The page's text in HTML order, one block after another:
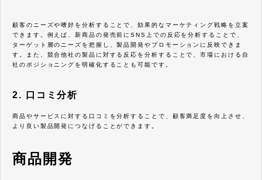
顧客のニーズや嗜好を分析することで、効果的なマーケティング戦略を立案
できます。例えば、新商品の発売前にSNS上での反応を分析することで、
ターゲット層のニーズを把握し、製品開発やプロモーションに反映できま
す。また、競合他社の製品に対する反応を分析することで、市場における自
社のポジショニングを明確化することも可能です。
2. 口コミ分析
商品やサービスに対する口コミを分析することで、顧客満足度を向上させ、
より良い製品開発につなげることができます。
商品開発